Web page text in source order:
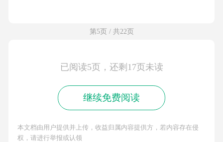
第5页 / 共22页
已阅读5页，还剩17页未读
继续免费阅读
本文档由用户提供并上传，收益归属内容提供方，若内容存在侵
权，请进行举报或认领